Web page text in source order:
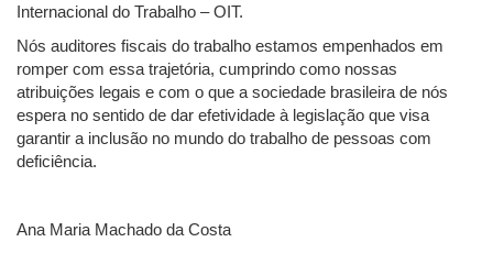
Internacional do Trabalho – OIT.
Nós auditores fiscais do trabalho estamos empenhados em
romper com essa trajetória, cumprindo como nossas
atribuições legais e com o que a sociedade brasileira de nós
espera no sentido de dar efetividade à legislação que visa
garantir a inclusão no mundo do trabalho de pessoas com
deficiência.
Ana Maria Machado da Costa